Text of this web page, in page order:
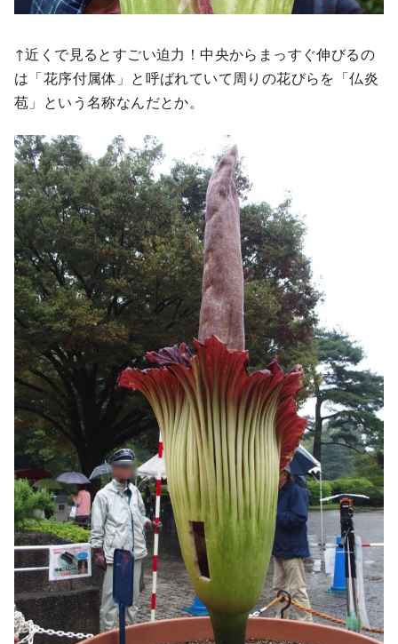
↑近くで見るとすごい迫力！中央からまっすぐ伸びるの
は「花序付属体」と呼ばれていて周りの花びらを「仏炎
苞」という名称なんだとか。